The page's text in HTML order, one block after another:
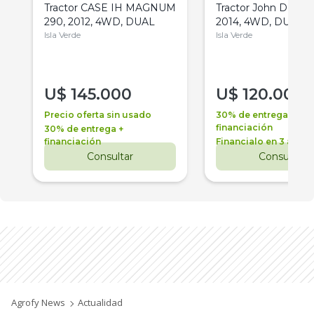
Tractor CASE IH MAGNUM
290, 2012, 4WD, DUAL
Isla Verde
U$ 145.000
Precio oferta sin usado
30% de entrega +
financiación
Consultar
Tractor John Deere
2014, 4WD, DUAL
Isla Verde
U$ 120.000
30% de entrega +
financiación
Financialo en 3 años
Consultar
Agrofy News Actualidad